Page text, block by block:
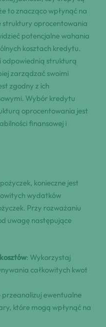
to znacząco wpłynąć na
struktury oprocentowania
potencjalne wahania
kosztach kredytu.
strukturą
zarządzać swoimi
zgodny z ich
Wybór kredytu
oprocentowania jest
finansowej i
konieczne jest
wydatków
Przy rozważaniu
uwagę następujące
: Wykorzystaj
całkowitych kwot
przeanalizuj ewentualne
które mogą wpłynąć na